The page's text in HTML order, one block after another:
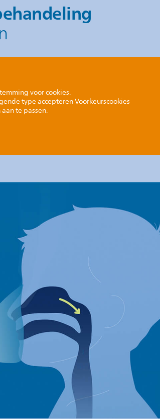
voor cookies.
type accepteren Voorkeurscookies
te passen.